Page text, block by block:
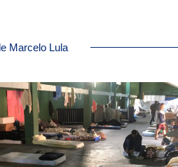
Marcelo Lula